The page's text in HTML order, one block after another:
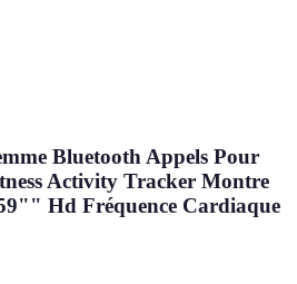
Bluetooth Appels Pour
Activity Tracker Montre
Hd Fréquence Cardiaque